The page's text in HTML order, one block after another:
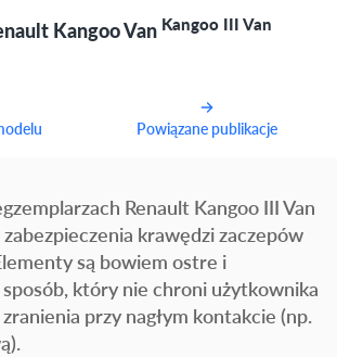
Kangoo Van Kangoo III Van
Powiązane publikacje
Renault Kangoo III Van
krawędzi zaczepów
są bowiem ostre i
który nie chroni użytkownika
przy nagłym kontakcie (np.